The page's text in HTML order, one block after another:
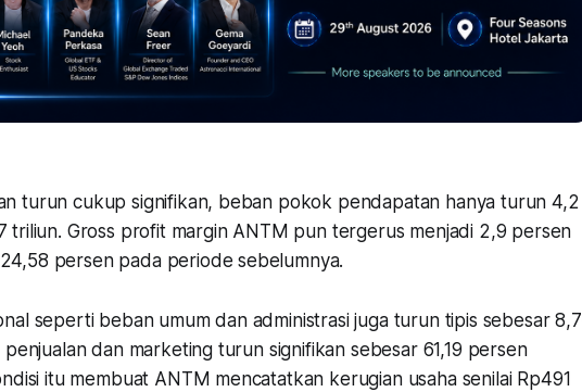
turun cukup signifikan, beban pokok pendapatan hanya turun 4,2
triliun. Gross profit margin ANTM pun tergerus menjadi 2,9 persen
persen pada periode sebelumnya.
seperti beban umum dan administrasi juga turun tipis sebesar
dan marketing turun signifikan sebesar 61,19 persen
itu membuat ANTM mencatatkan kerugian usaha senilai Rp491